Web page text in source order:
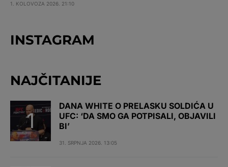
1. KOLOVOZA 2026. 21:10
INSTAGRAM
NAJČITANIJE
DANA WHITE O PRELASKU SOLDIĆA U
UFC: ‘DA SMO GA POTPISALI, OBJAVILI
BI’
31. SRPNJA 2026. 13:05